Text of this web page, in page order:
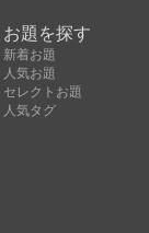
お題を探す
新着お題
人気お題
セレクトお題
人気タグ